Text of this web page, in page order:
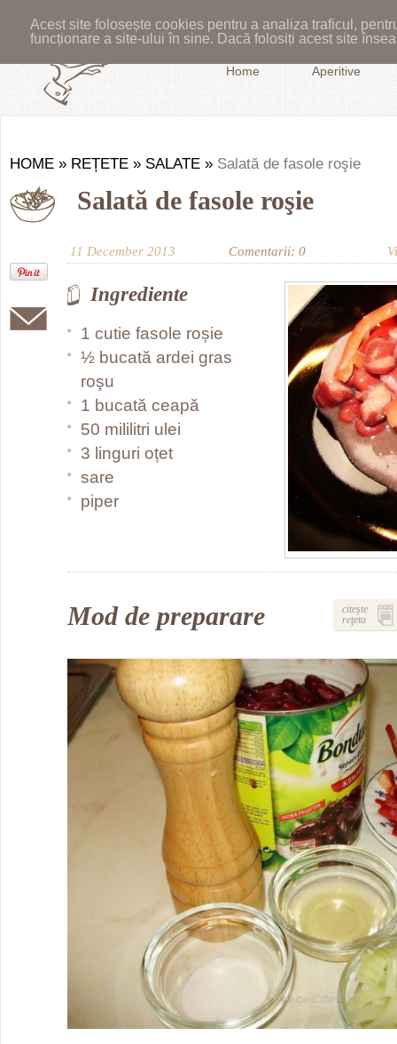
Acest site folosește cookies pentru a analiza traficul,
funcționare a site-ului în sine. Dacă folosiți acest site
Home Aperitive
HOME » REȚETE » SALATE » Salată de fasole roşie
Salată de fasole roşie
11 December 2013 Comentarii: 0
Ingrediente
1 cutie fasole roșie
½ bucată ardei gras
roşu
1 bucată ceapă
50 mililitri ulei
3 linguri oțet
sare
piper
Mod de preparare
citeşte
reţeta